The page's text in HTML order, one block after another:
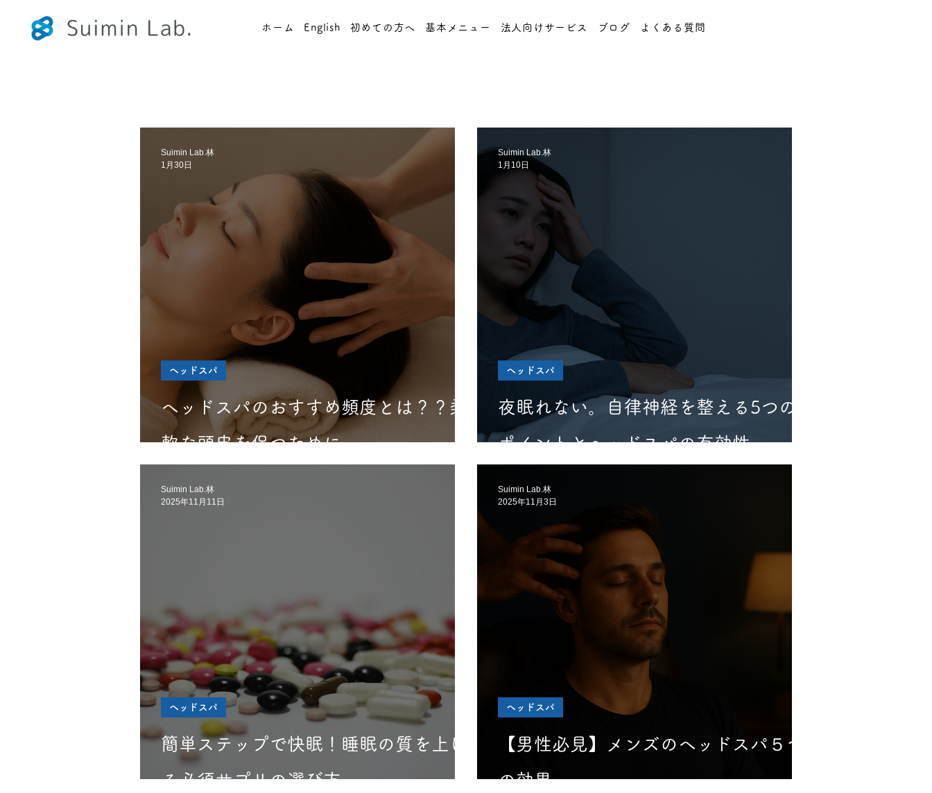
ホーム English 初めての方へ 基本メニュー 法人向けサービス ブログ よくある質問
ヘッドスパのおすすめ頻度とは？？柔
軟な頭皮を保つために
ヘッドスパ
Suimin Lab.林
1月30日
夜眠れない。自律神経を整える5つの
ポイントとヘッドスパの有効性
ヘッドスパ
Suimin Lab.林
1月10日
簡単ステップで快眠！睡眠の質を上げ
る必須サプリの選び方
ヘッドスパ
Suimin Lab.林
2025年11月11日
【男性必見】メンズのヘッドスパ５つ
の効果
ヘッドスパ
Suimin Lab.林
2025年11月3日